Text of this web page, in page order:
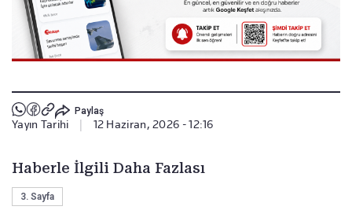
Paylaş
Yayın Tarihi 12 Haziran, 2026 - 12:16
Haberle İlgili Daha Fazlası
3. Sayfa